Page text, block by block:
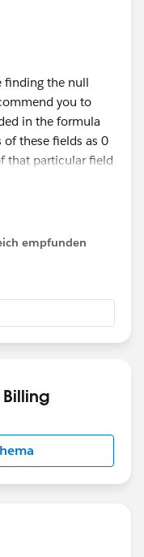
finding the null
you to
in the formula
these fields as 0
that particular field
same during the
empfunden